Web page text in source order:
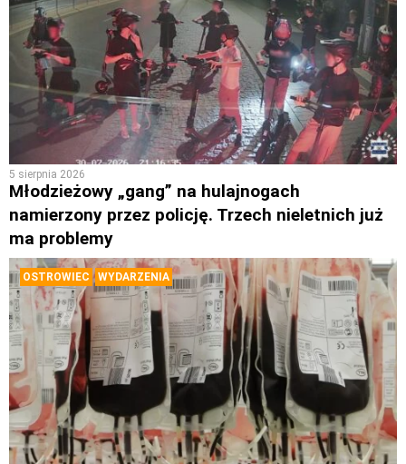
5 sierpnia 2026
Młodzieżowy „gang” na hulajnogach
namierzony przez policję. Trzech nieletnich już
ma problemy
OSTROWIEC WYDARZENIA